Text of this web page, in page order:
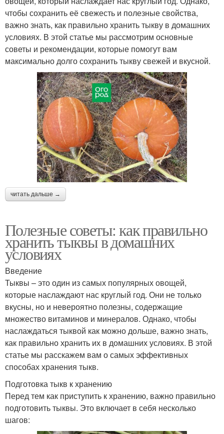
чтобы сохранить её свежесть и полезные свойства,
важно знать, как правильно хранить тыкву в домашних
условиях. В этой статье мы рассмотрим основные
советы и рекомендации, которые помогут вам
максимально долго сохранить тыкву свежей и вкусной.
читать дальше →
Полезные советы: как правильно
хранить тыквы в домашних
условиях
Введение
Тыквы – это один из самых популярных овощей,
которые наслаждают нас круглый год. Они не только
вкусны, но и невероятно полезны, содержащие
множество витаминов и минералов. Однако, чтобы
наслаждаться тыквой как можно дольше, важно знать,
как правильно хранить их в домашних условиях. В этой
статье мы расскажем вам о самых эффективных
способах хранения тыкв.
Подготовка тыкв к хранению
Перед тем как приступить к хранению, важно правильно
подготовить тыквы. Это включает в себя несколько
шагов: